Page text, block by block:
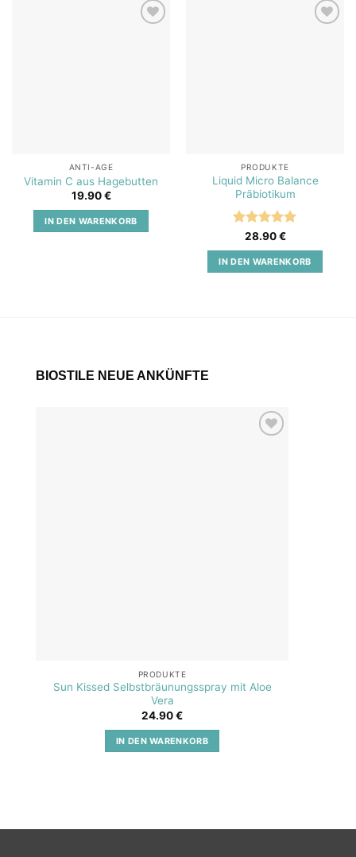
ANTI-AGE
Vitamin C aus Hagebutten
19.90€
IN DEN WARENKORB
PRODUKTE
Liquid Micro Balance
Präbiotikum
Bewertet
mit5von
5
28.90€
IN DEN WARENKORB
BIOSTILE NEUE ANKÜNFTE
PRODUKTE
Sun Kissed Selbstbräunungsspray mit Aloe
Vera
24.90€
IN DEN WARENKORB